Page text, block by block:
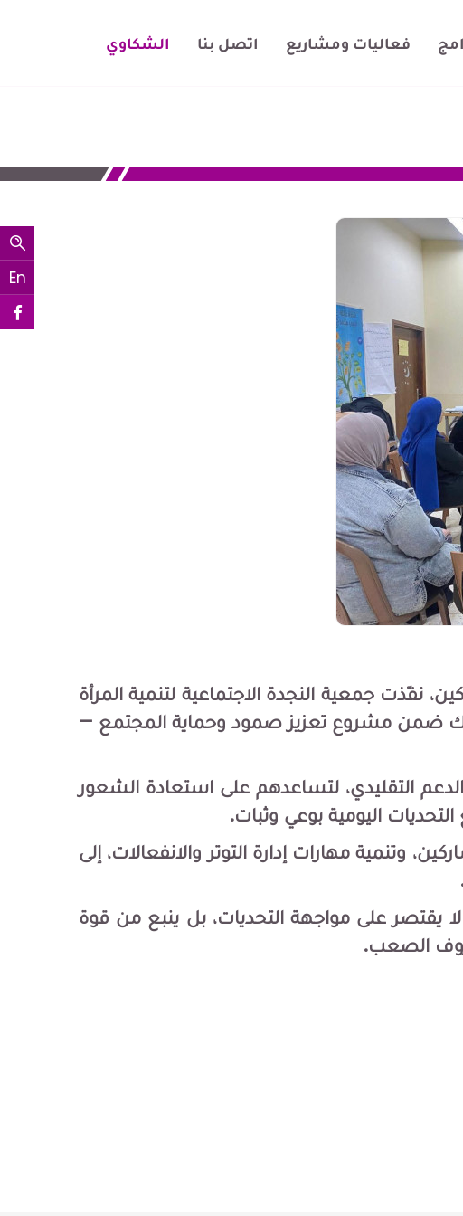
فعاليات ومشاريع اتصل بنا الشكاوي
نفّذت جمعية النجدة الاجتماعية لتنمية المرأة
ضمن مشروع تعزيز صمود وحماية المجتمع –
التقليدي، لتساعدهم على استعادة الشعور
اليومية بوعي وثبات.
وتنمية مهارات إدارة التوتر والانفعالات، إلى
يقتصر على مواجهة التحديات، بل ينبع من قوة
الصعب.
En